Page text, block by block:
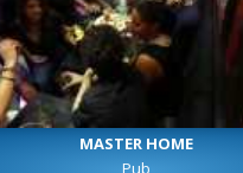
MASTER HOME
Pub